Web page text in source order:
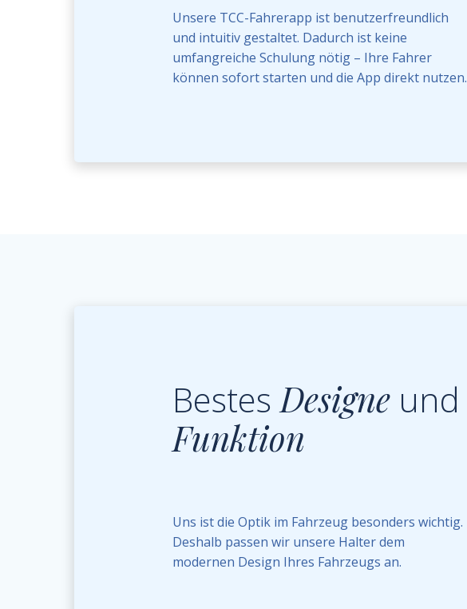
Unsere TCC-Fahrerapp ist benutzerfreundlich
und intuitiv gestaltet. Dadurch ist keine
umfangreiche Schulung nötig – Ihre Fahrer
können sofort starten und die App direkt nutzen.
BestesDesigne und
Funktion
Uns ist die Optik im Fahrzeug besonders wichtig.
Deshalb passen wir unsere Halter dem
modernen Design Ihres Fahrzeugs an.